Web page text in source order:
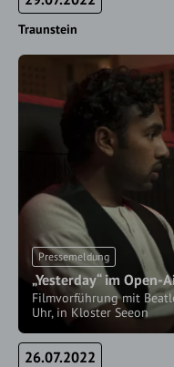
Traunstein
Pressemeldung
„Yesterday“ im Open-
Filmvorführung mit
Uhr, in Kloster Seeon
26.07.2022